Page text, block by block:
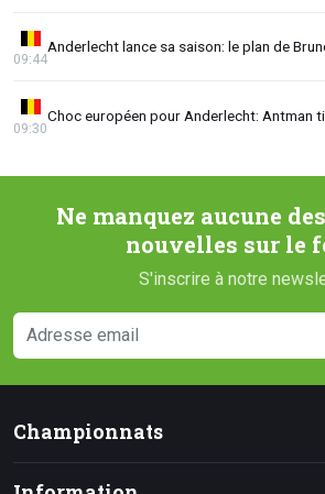
Anderlecht lance sa saison: le plan de
09:44
Choc européen pour Anderlecht: Antman
09:30
Ne manquez aucune
nouvelles sur le
S'inscrire à notre
Championnats